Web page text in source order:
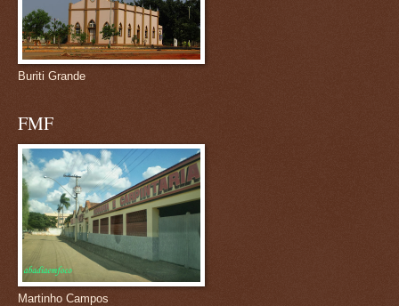
Buriti Grande
FMF
Martinho Campos